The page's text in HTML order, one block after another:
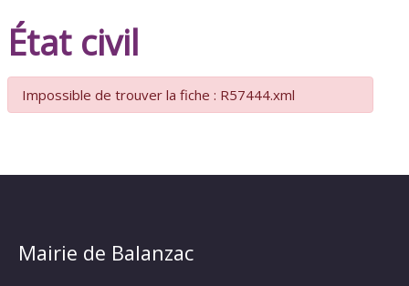
État civil
Impossible de trouver la fiche : R57444.xml
Mairie de Balanzac